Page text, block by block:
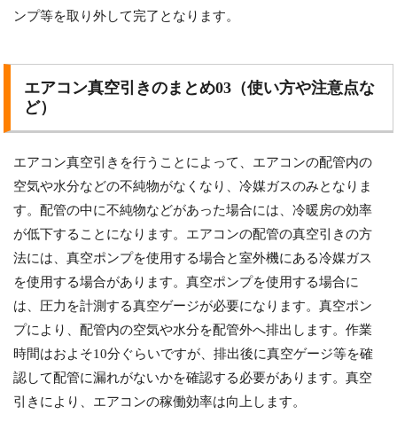
ンプ等を取り外して完了となります。
エアコン真空引きのまとめ03（使い方や注意点な
ど）
エアコン真空引きを行うことによって、エアコンの配管内の
空気や水分などの不純物がなくなり、冷媒ガスのみとなりま
す。配管の中に不純物などがあった場合には、冷暖房の効率
が低下することになります。エアコンの配管の真空引きの方
法には、真空ポンプを使用する場合と室外機にある冷媒ガス
を使用する場合があります。真空ポンプを使用する場合に
は、圧力を計測する真空ゲージが必要になります。真空ポン
プにより、配管内の空気や水分を配管外へ排出します。作業
時間はおよそ10分ぐらいですが、排出後に真空ゲージ等を確
認して配管に漏れがないかを確認する必要があります。真空
引きにより、エアコンの稼働効率は向上します。